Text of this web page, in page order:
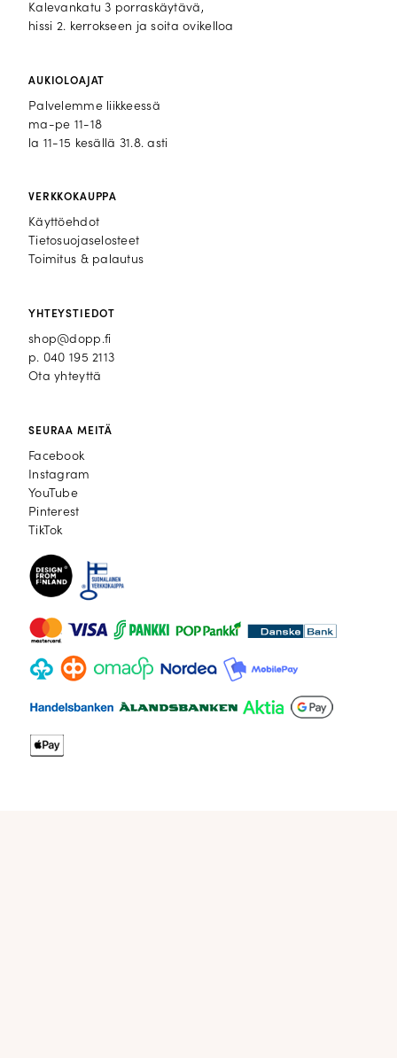
Kalevankatu 3 porraskäytävä,
hissi 2. kerrokseen ja soita ovikelloa
AUKIOLOAJAT
Palvelemme liikkeessä
ma-pe 11-18
la 11-15 kesällä 31.8. asti
VERKKOKAUPPA
Käyttöehdot
Tietosuojaselosteet
Toimitus & palautus
YHTEYSTIEDOT
shop@dopp.fi
p. 040 195 2113
Ota yhteyttä
SEURAA MEITÄ
Facebook
Facebook
Instagram
Instagram
YouTube
YouTube
Pinterest
Pinterest
TikTok
TikTok